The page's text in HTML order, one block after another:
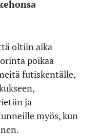
oltiin aika
poikaa
futiskentälle,
ja
myös, kun